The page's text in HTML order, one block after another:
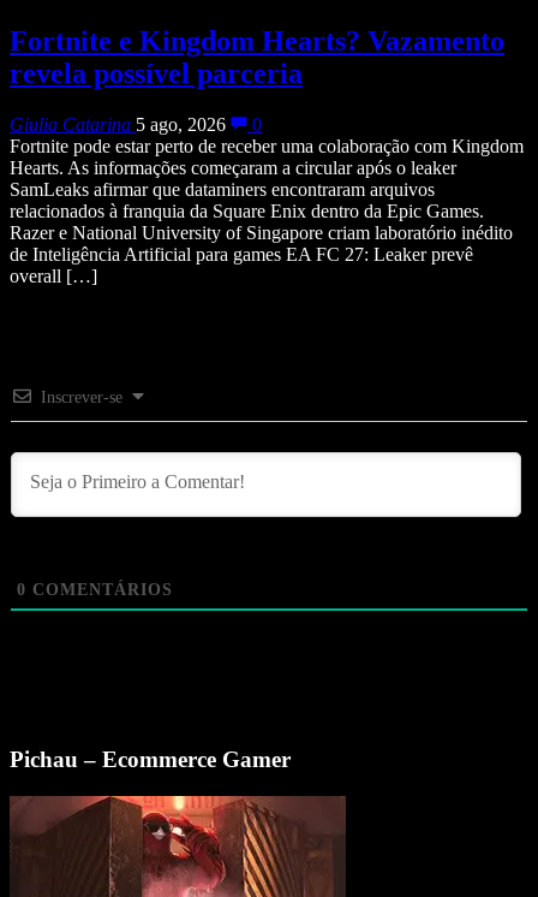
Fortnite e Kingdom Hearts? Vazamento
revela possível parceria
Giulia Catarina 5 ago, 2026
0
Fortnite pode estar perto de receber uma colaboração com Kingdom
Hearts. As informações começaram a circular após o leaker
SamLeaks afirmar que dataminers encontraram arquivos
relacionados à franquia da Square Enix dentro da Epic Games.
Razer e National University of Singapore criam laboratório inédito
de Inteligência Artificial para games EA FC 27: Leaker prevê
overall […]
Inscrever-se
0 COMENTÁRIOS
Pichau – Ecommerce Gamer